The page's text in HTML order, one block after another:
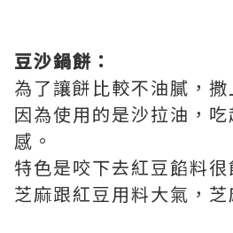
豆沙鍋餅：
為了讓餅比較不油膩，撒
因為使用的是沙拉油，
感。
特色是咬下去紅豆餡料很
芝麻跟紅豆用料大氣，芝